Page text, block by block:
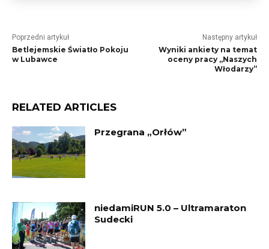
Poprzedni artykuł
Betlejemskie Światło Pokoju
w Lubawce
Następny artykuł
Wyniki ankiety na temat
oceny pracy „Naszych
Włodarzy”
RELATED ARTICLES
Przegrana „Orłów”
niedamiRUN 5.0 – Ultramaraton
Sudecki